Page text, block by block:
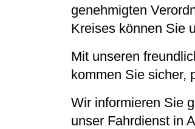
genehmigten
Kreises können Sie
Mit unseren
kommen Sie sicher,
Wir informieren Sie
unser Fahrdienst in